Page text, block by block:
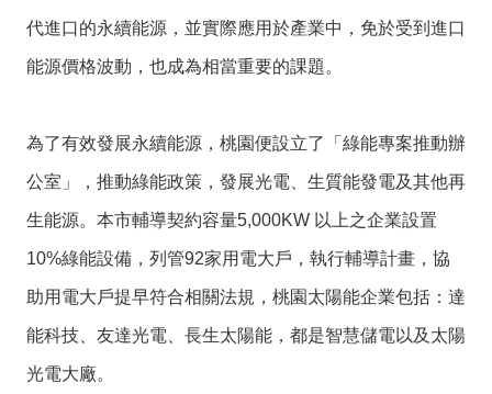
代進口的永續能源，並實際應用於產業中，免於受到進口
能源價格波動，也成為相當重要的課題。
為了有效發展永續能源，桃園便設立了「綠能專案推動辦
公室」，推動綠能政策，發展光電、生質能發電及其他再
生能源。本市輔導契約容量5,000KW 以上之企業設置
10%綠能設備，列管92家用電大戶，執行輔導計畫，協
助用電大戶提早符合相關法規，桃園太陽能企業包括：達
能科技、友達光電、長生太陽能，都是智慧儲電以及太陽
光電大廠。